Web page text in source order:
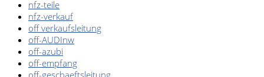
Garantieversicherung
Kaufpreisschutz
nfz-teile
nfz-verkauf
off verkaufsleitung
off-AUDInw
off-azubi
off-empfang